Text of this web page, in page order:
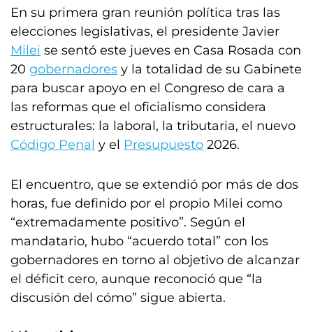
En su primera gran reunión política tras las
elecciones legislativas, el presidente Javier
Milei se sentó este jueves en Casa Rosada con
20 gobernadores y la totalidad de su Gabinete
para buscar apoyo en el Congreso de cara a
las reformas que el oficialismo considera
estructurales: la laboral, la tributaria, el nuevo
Código Penal y el Presupuesto 2026.
El encuentro, que se extendió por más de dos
horas, fue definido por el propio Milei como
“extremadamente positivo”. Según el
mandatario, hubo “acuerdo total” con los
gobernadores en torno al objetivo de alcanzar
el déficit cero, aunque reconoció que “la
discusión del cómo” sigue abierta.